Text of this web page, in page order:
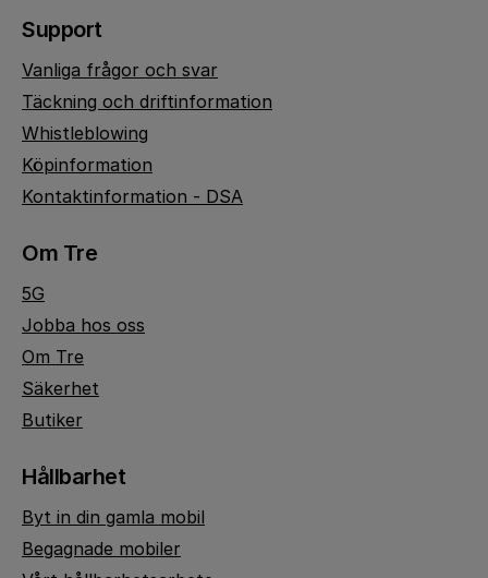
Support
Vanliga frågor och svar
Täckning och driftinformation
Whistleblowing
Köpinformation
Kontaktinformation - DSA
Om Tre
5G
Jobba hos oss
Om Tre
Säkerhet
Butiker
Hållbarhet
Byt in din gamla mobil
Begagnade mobiler